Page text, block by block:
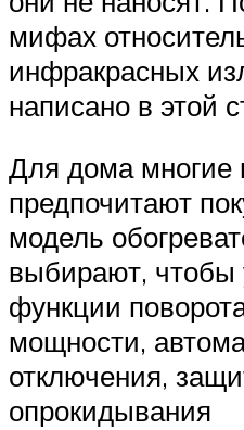
мифах
инфракрасных
написано в этой
Для дома многие
предпочитают
модель
выбирают, чтобы
функции
мощности,
отключения,
опрокидывания